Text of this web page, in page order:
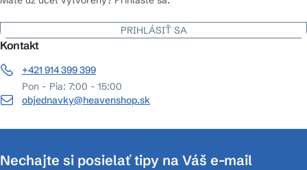
PRIHLÁSIŤ SA
Kontakt
+421 914 399 399
Pon - Pia: 7:00 - 15:00
objednavky@heavenshop.sk
Nechajte si posielať tipy na Váš e-mail